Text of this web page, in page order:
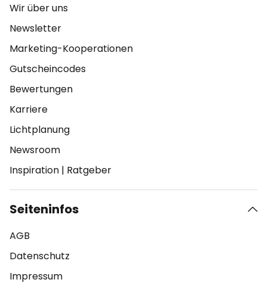
Wir über uns
Newsletter
Marketing-Kooperationen
Gutscheincodes
Bewertungen
Karriere
Lichtplanung
Newsroom
Inspiration | Ratgeber
Seiteninfos
AGB
Datenschutz
Impressum